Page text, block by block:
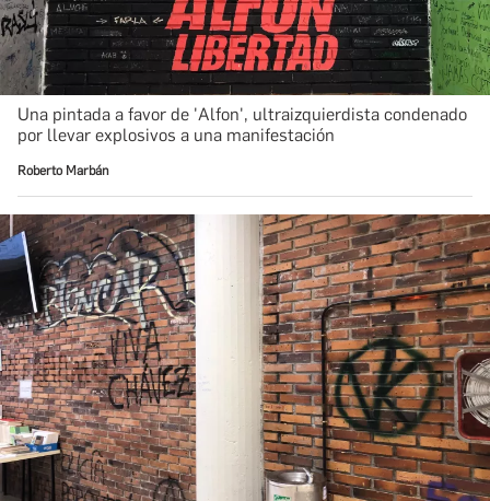
Una pintada a favor de 'Alfon', ultraizquierdista condenado
por llevar explosivos a una manifestación
Roberto Marbán